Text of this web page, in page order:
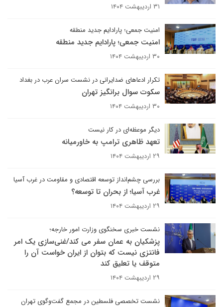
۳۱ اردیبهشت ۱۴۰۴
امنیت جمعی؛ پارادایم جدید منطقه
امنیت جمعی؛ پارادایم جدید منطقه
۳۰ اردیبهشت ۱۴۰۴
تکرار ادعاهای ضدایرانی در نشست سران عرب در بغداد
سکوت سوال برانگیز تهران
۳۰ اردیبهشت ۱۴۰۴
دیگر موعظه‌ای در کار نیست
تعهد ظاهری ترامپ به خاورمیانه
۲۹ اردیبهشت ۱۴۰۴
بررسی چشم‌انداز توسعه اقتصادی و مقاومت در غرب آسیا
غرب آسیا؛ از بحران تا توسعه؟
۲۹ اردیبهشت ۱۴۰۴
نشست خبری سخنگوی وزارت امور خارجه؛
پزشکیان به عمان سفر می کند/غنی‌سازی یک امر
فانتزی نیست که بتوان از ایران خواست آن را
متوقف یا تعلیق کند
۲۹ اردیبهشت ۱۴۰۴
نشست تخصصی فلسطین در مجمع گفت‌وگوی تهران